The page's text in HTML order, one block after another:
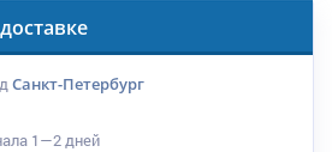
Санкт-Петербург
1—2 дней